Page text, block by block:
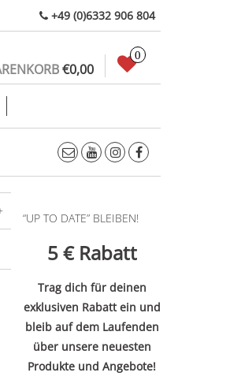
+49 (0)6332 906 804
€0,00
0
“UP TO DATE” BLEIBEN!
5 € Rabatt
Trag dich für deinen
exklusiven Rabatt ein und
bleib auf dem Laufenden
über unsere neuesten
Produkte und Angebote!